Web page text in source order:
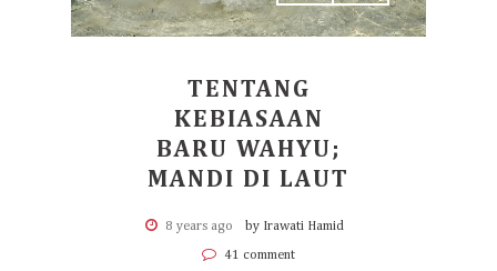
TENTANG
KEBIASAAN
BARU WAHYU;
MANDI DI LAUT
8 years ago by Irawati Hamid
41 comment